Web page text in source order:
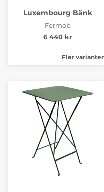
Luxembourg Bänk
Fermob
6 440 kr
Fler varianter